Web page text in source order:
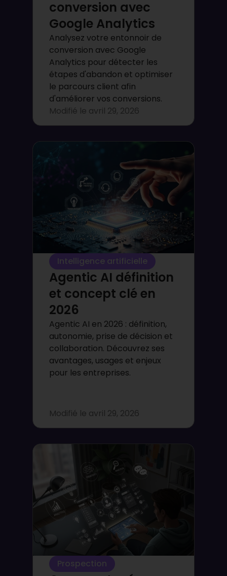
conversion avec
Google Analytics
Analysez votre entonnoir de
conversion avec Google
Analytics pour détecter les
étapes d'abandon et optimiser
le parcours client afin
d'améliorer vos conversions.
Modifié le avril 29, 2026
Intelligence artificielle
Agentic AI définition
et concept clé en
2026
Agentic AI en 2026 : définition,
autonomie, prise de décision et
collaboration. Découvrez ses
avantages, usages et enjeux
pour les entreprises.
Modifié le avril 29, 2026
Prospection